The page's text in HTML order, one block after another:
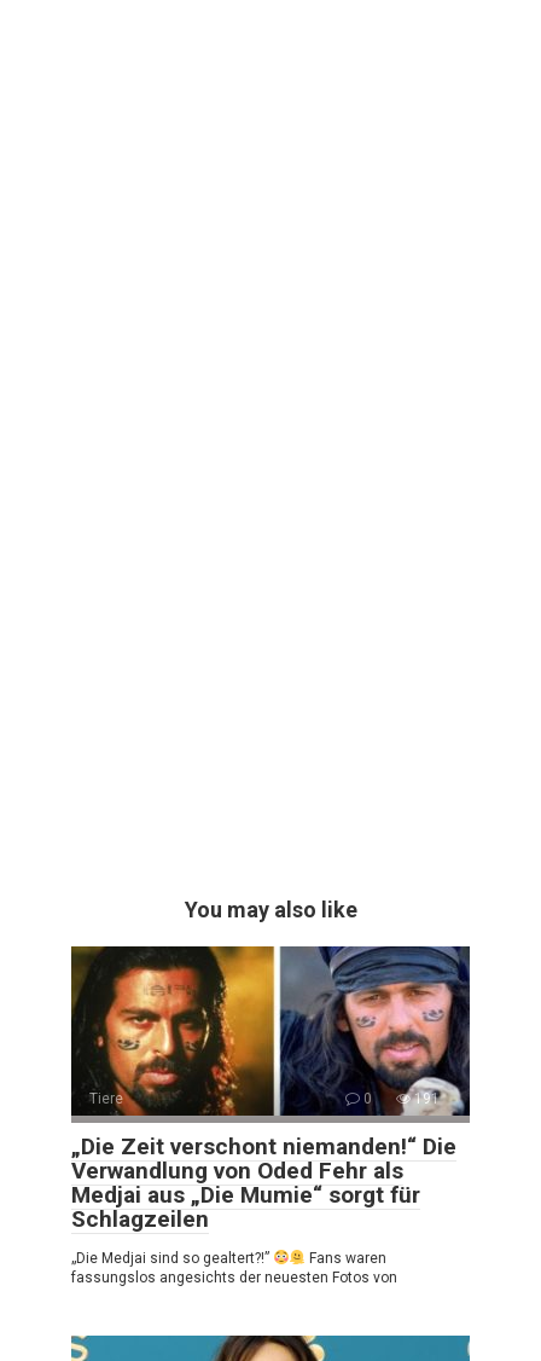
You may also like
Tiere 0 191
„Die Zeit verschont niemanden!“ Die
Verwandlung von Oded Fehr als
Medjai aus „Die Mumie“ sorgt für
Schlagzeilen
„Die Medjai sind so gealtert?!”
Fans waren
fassungslos angesichts der neuesten Fotos von